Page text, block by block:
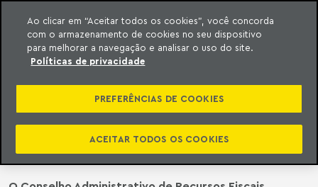
o conteúdo
Meyer
DE RECURSOS FISCAIS (“CARF”)
APROVA 16 NOVOS ENUNCIADOS DE
Ao clicar em “Aceitar todos os cookies”, você concorda
com o armazenamento de cookies no seu dispositivo
para melhorar a navegação e analisar o uso do site.
Políticas de privacidade
PREFERÊNCIAS DE COOKIES
ACEITAR TODOS OS COOKIES